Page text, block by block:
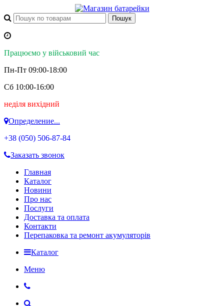
Працюємо у військовий час
Пн-Пт 09:00-18:00
Сб 10:00-16:00
неділя вихідний
Определение...
+38 (050) 506-87-84
Заказать звонок
Главная
Каталог
Новини
Про нас
Послуги
Доставка та оплата
Контакти
Перепаковка та ремонт акумуляторів
Каталог
Меню